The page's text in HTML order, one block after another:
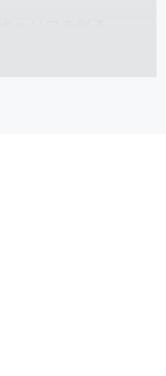
ャリアを創る。